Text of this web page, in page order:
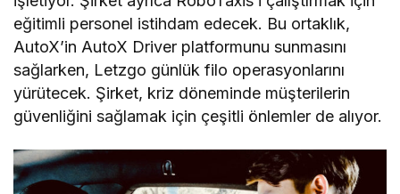
eğitimli personel istihdam edecek. Bu ortaklık,
AutoX’in AutoX Driver platformunu sunmasını
sağlarken, Letzgo günlük filo operasyonlarını
yürütecek. Şirket, kriz döneminde müşterilerin
güvenliğini sağlamak için çeşitli önlemler de alıyor.